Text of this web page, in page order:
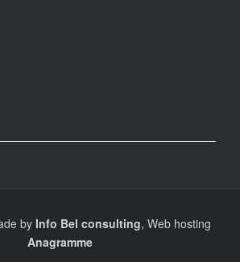
by Info Bel consulting, Web hosting
Anagramme